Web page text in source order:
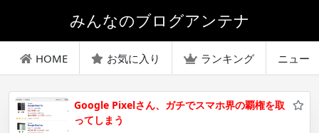
みんなのブログアンテナ
HOME お気に入り ランキング ニュー
Google Pixelさん、ガチでスマホ界の覇権を取
ってしまう